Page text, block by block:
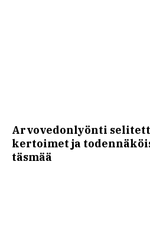
Arvovedonlyönti
kertoimet ja
täsmää